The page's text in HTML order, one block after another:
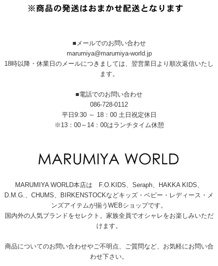
■メールでのお問い合わせ
marumiya@marumiya-world.jp
18時以降・休業日のメールにつきましては、翌営業日より順次返信いたし
ます。
■電話でのお問い合わせ
086-728-0112
平日9:30 ～ 18：00 土日祝定休日
※13：00～14：00はランチタイム休憩
MARUMIYA WORLD本店は F.O.KIDS、Seraph、HAKKA KIDS、
D.M.G.、CHUMS、BIRKENSTOCKなどキッズ・ベビー・レディース・メ
ンズアイテムが揃うWEBショップです。
国内外の人気ブランドをセレクト。家族全員でオシャレをお楽しみいただ
けます。
商品についてのお問い合わせやご不明点、ご質問など、お気軽にお問い合
わせ下さい。